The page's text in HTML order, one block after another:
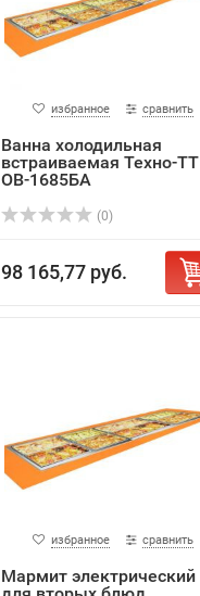
избранное сравнить
Ванна холодильная
встраиваемая Техно-ТТ
ОВ-1685БА
(0)
98 165,77 руб.
избранное сравнить
Мармит электрический